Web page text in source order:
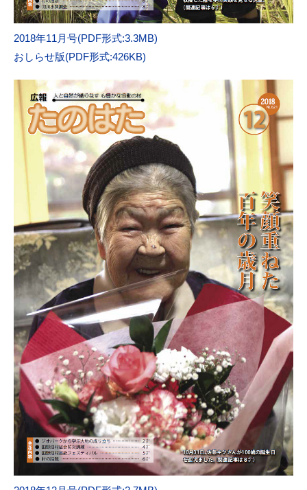
2018年11月号(PDF形式:3.3MB)
おしらせ版(PDF形式:426KB)